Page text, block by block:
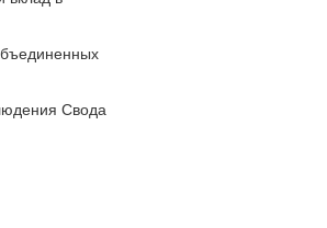
Свода